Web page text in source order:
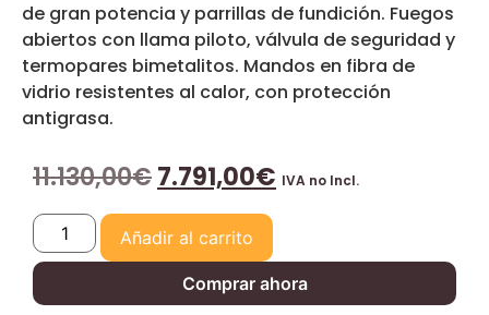
de gran potencia y parrillas de fundición. Fuegos
abiertos con llama piloto, válvula de seguridad y
termopares bimetalitos. Mandos en fibra de
vidrio resistentes al calor, con protección
antigrasa.
11.130,00€7.791,00€ IVA no Incl.
Añadir al carrito
Comprar ahora